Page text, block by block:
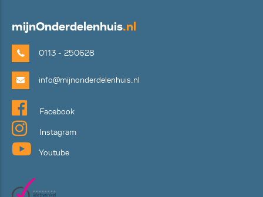
mijnOnderdelenhuis.nl
0113 - 250628
info@mijnonderdelenhuis.nl
Facebook
Instagram
Youtube